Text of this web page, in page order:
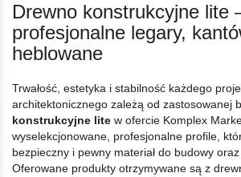
Drewno konstrukcyjne lite
profesjonalne legary,
heblowane
Trwałość, estetyka i stabilność każdego
architektonicznego zależą od zastosowanej
konstrukcyjne lite w ofercie Komplex
wyselekcjonowane, profesjonalne profile,
bezpieczny i pewny materiał do budowy
Oferowane produkty otrzymywane są z